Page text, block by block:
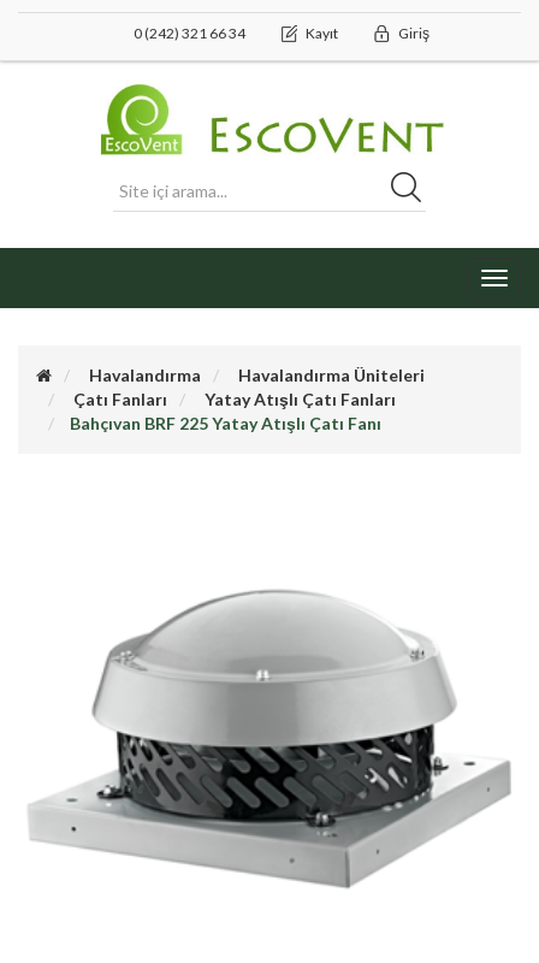
0 (242) 321 66 34 Kayıt Giriş
Havalandırma
Havalandırma Üniteleri
Çatı Fanları
Yatay Atışlı Çatı Fanları
Bahçıvan BRF 225 Yatay Atışlı Çatı Fanı